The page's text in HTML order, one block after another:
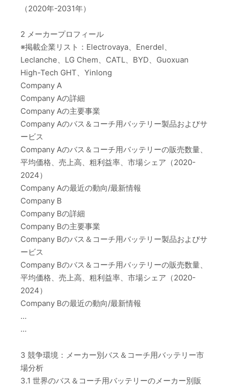
（2020年-2031年）
2 メーカープロフィール
※掲載企業リスト：Electrovaya、Enerdel、
Leclanche、LG Chem、CATL、BYD、Guoxuan
High-Tech GHT、Yinlong
Company A
Company Aの詳細
Company Aの主要事業
Company Aのバス＆コーチ用バッテリー製品およびサ
ービス
Company Aのバス＆コーチ用バッテリーの販売数量、
平均価格、売上高、粗利益率、市場シェア（2020-
2024）
Company Aの最近の動向/最新情報
Company B
Company Bの詳細
Company Bの主要事業
Company Bのバス＆コーチ用バッテリー製品およびサ
ービス
Company Bのバス＆コーチ用バッテリーの販売数量、
平均価格、売上高、粗利益率、市場シェア（2020-
2024）
Company Bの最近の動向/最新情報
…
…
3 競争環境：メーカー別バス＆コーチ用バッテリー市
場分析
3.1 世界のバス＆コーチ用バッテリーのメーカー別販